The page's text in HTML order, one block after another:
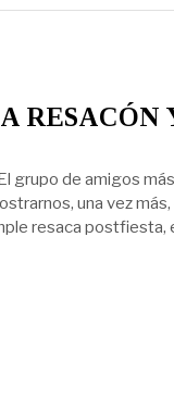
grupo de amigos
una vez
resaca postfiesta,